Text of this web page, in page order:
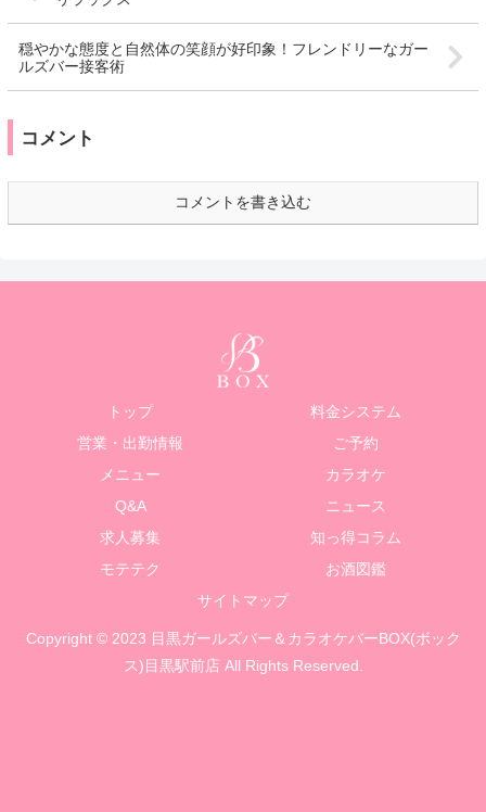
穏やかな態度と自然体の笑顔が好印象！フレンドリーなガー
ルズバー接客術
コメント
コメントを書き込む
トップ
料金システム
営業・出勤情報
ご予約
メニュー
カラオケ
Q&A
ニュース
求人募集
知っ得コラム
モテテク
お酒図鑑
サイトマップ
Copyright © 2023 目黒ガールズバー＆カラオケバーBOX(ボック
ス)目黒駅前店 All Rights Reserved.